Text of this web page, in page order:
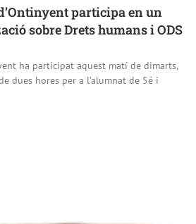
participa en un
sobre Drets humans i ODS
ha participat aquest matí de dimarts,
dues hores per a l’alumnat de 5é i